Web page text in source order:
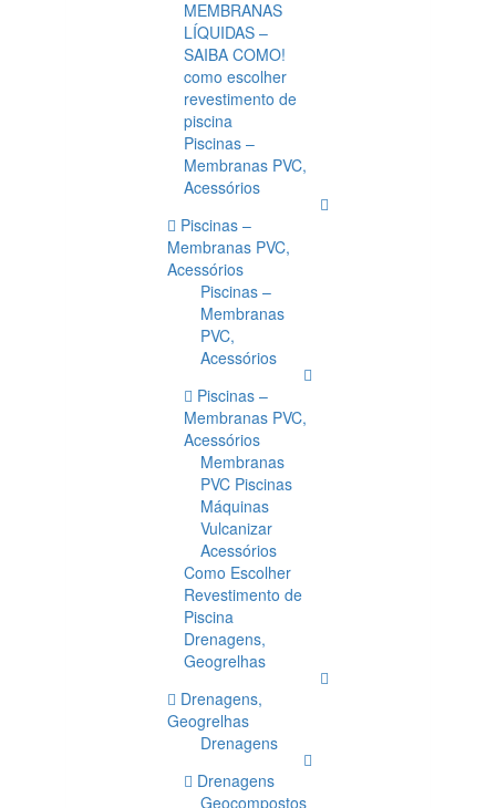
MEMBRANAS
LÍQUIDAS –
SAIBA COMO!
como escolher
revestimento de
piscina
Piscinas –
Membranas PVC,
Acessórios
Piscinas –
Membranas PVC,
Acessórios
Piscinas –
Membranas
PVC,
Acessórios
Piscinas –
Membranas PVC,
Acessórios
Membranas
PVC Piscinas
Máquinas
Vulcanizar
Acessórios
Como Escolher
Revestimento de
Piscina
Drenagens,
Geogrelhas
Drenagens,
Geogrelhas
Drenagens
Drenagens
Geocompostos